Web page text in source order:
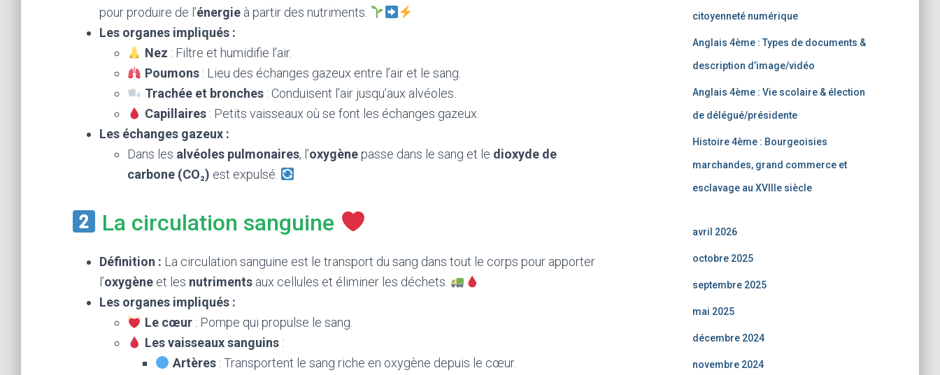
pour produire de l’énergie à partir des nutriments.
Les organes impliqués :
Nez : Filtre et humidifie l’air.
Poumons: Lieu des échanges gazeux entre l’air et le sang.
Trachée et bronches: Conduisent l’air jusqu’aux alvéoles.
Capillaires: Petits vaisseaux où se font les échanges gazeux.
Les échanges gazeux :
Dans les alvéoles pulmonaires, l’oxygène passe dans le sang et le dioxyde de
carbone (CO₂) est expulsé.
La circulation sanguine
Définition : La circulation sanguine est le transport du sang dans tout le corps pour apporter
l’oxygène et les nutriments aux cellules et éliminer les déchets.
Les organes impliqués :
Le cœur: Pompe qui propulse le sang.
Les vaisseaux sanguins:
Artères: Transportent le sang riche en oxygène depuis le cœur.
citoyenneté numérique
Anglais 4ème : Types de documents &
description d’image/vidéo
Anglais 4ème : Vie scolaire & élection
de délégué/présidente
Histoire 4ème : Bourgeoisies
marchandes, grand commerce et
esclavage au XVIIIe siècle
avril 2026
octobre 2025
septembre 2025
mai 2025
décembre 2024
novembre 2024